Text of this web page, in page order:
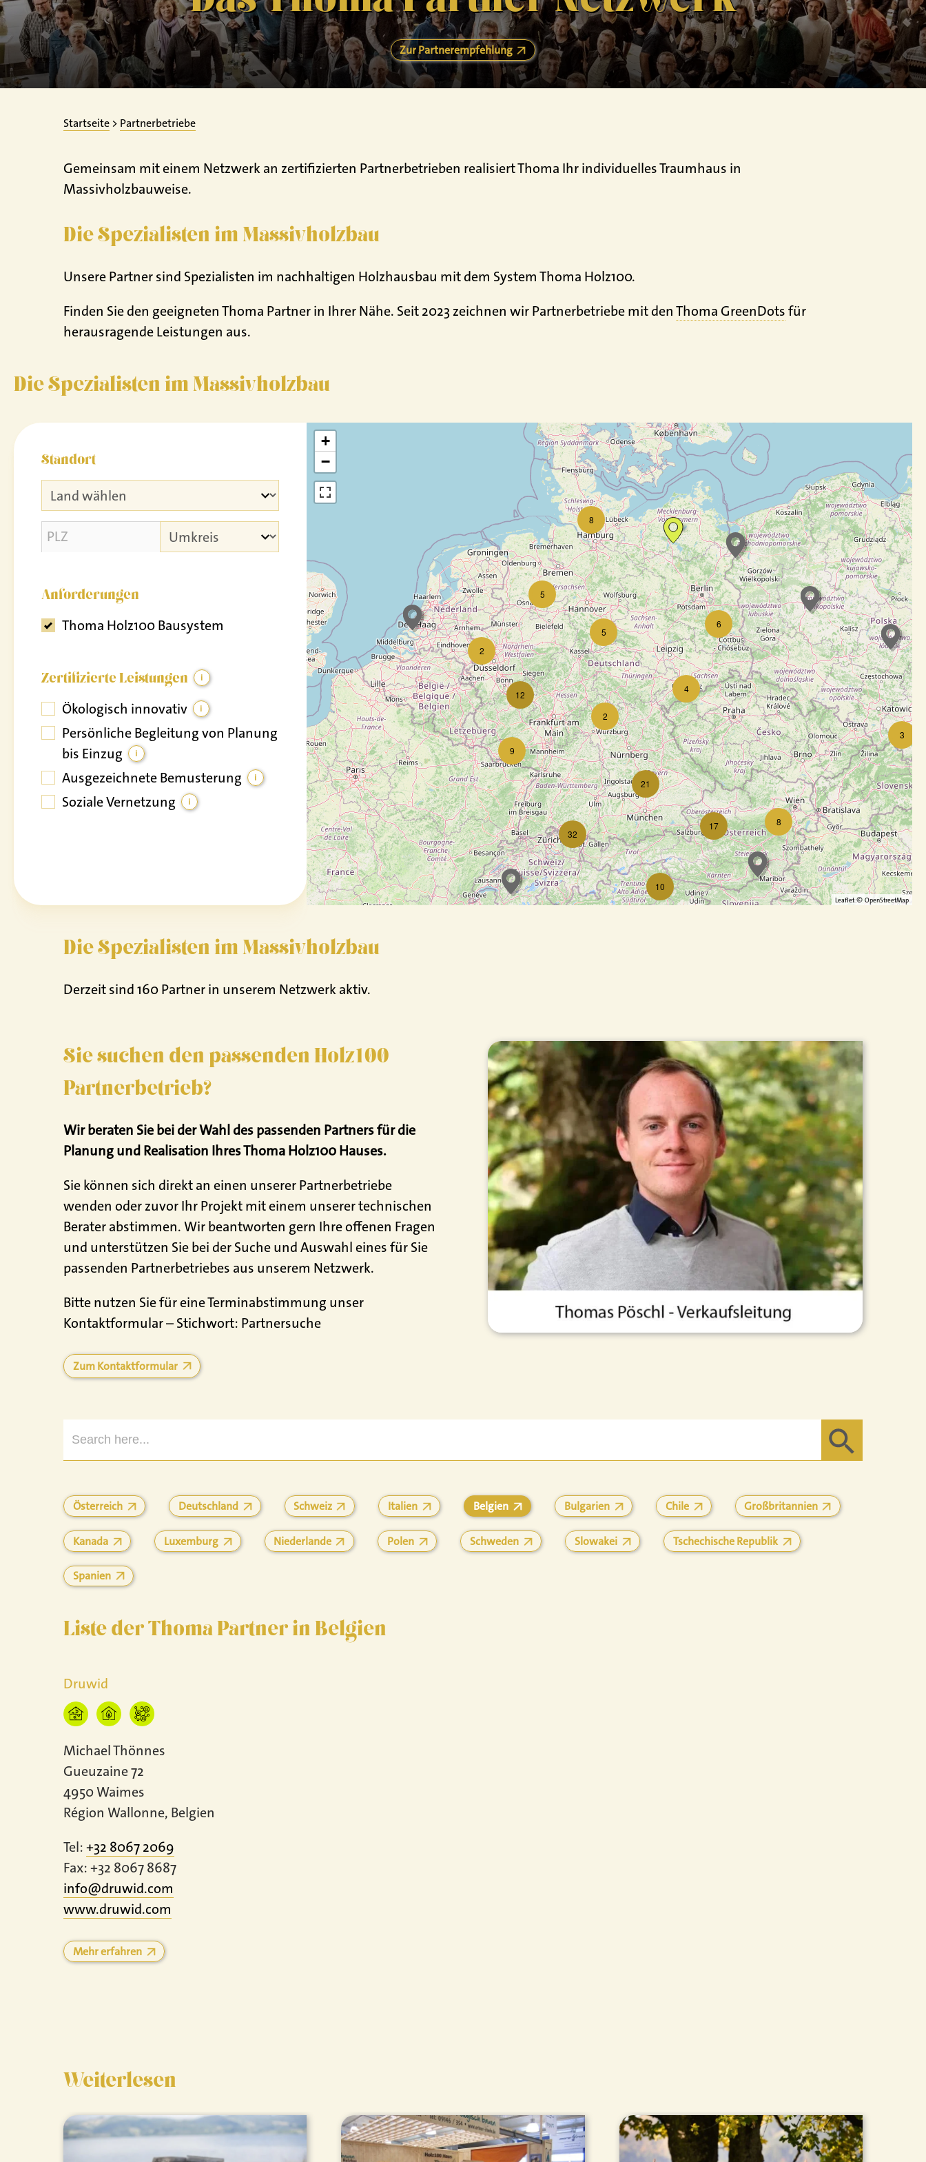
Zur Partnerempfehlung
Startseite > Partnerbetriebe
Gemeinsam mit einem Netzwerk an zertifizierten Partnerbetrieben realisiert Thoma Ihr individuelles Traumhaus in
Massivholzbauweise.
Die Spezialisten im Massivholzbau
Unsere Partner sind Spezialisten im nachhaltigen Holzhausbau mit dem System Thoma Holz100.
Finden Sie den geeigneten Thoma Partner in Ihrer Nähe. Seit 2023 zeichnen wir Partnerbetriebe mit denThoma GreenDotsfür
herausragende Leistungen aus.
Die Spezialisten im Massivholzbau
Standort
Anforderungen
Thoma Holz100 Bausystem
Zertifizierte Leistungen i
Ökologisch innovativ i
Persönliche Begleitung von Planung
bis Einzug
i
Ausgezeichnete Bemusterung i
Soziale Vernetzung i
3
5
5
8
8
6
2
9
12
2
4
17
21
10
32
+
−
Leaflet© OpenStreetMap
Die Spezialisten im Massivholzbau
Derzeit sind 160 Partner in unserem Netzwerk aktiv.
Sie suchen den passenden Holz100
Partnerbetrieb?
Wir beraten Sie bei der Wahl des passenden Partners für die
Planung und Realisation Ihres Thoma Holz100 Hauses.
Sie können sich direkt an einen unserer Partnerbetriebe
wenden oder zuvor Ihr Projekt mit einem unserer technischen
Berater abstimmen. Wir beantworten gern Ihre offenen Fragen
und unterstützen Sie bei der Suche und Auswahl eines für Sie
passenden Partnerbetriebes aus unserem Netzwerk.
Bitte nutzen Sie für eine Terminabstimmung unser
Kontaktformular – Stichwort: Partnersuche
Zum Kontaktformular
for:
Search Button
Österreich Deutschland Schweiz Italien Belgien Bulgarien Chile Großbritannien
Kanada Luxemburg Niederlande Polen Schweden Slowakei Tschechische Republik
Spanien
Liste der Thoma Partner in Belgien
Druwid
Michael Thönnes
Gueuzaine 72
4950 Waimes
Région Wallonne, Belgien
Tel:+32 8067 2069
Fax: +32 8067 8687
info@druwid.com
www.druwid.com
Mehr erfahren
Weiterlesen